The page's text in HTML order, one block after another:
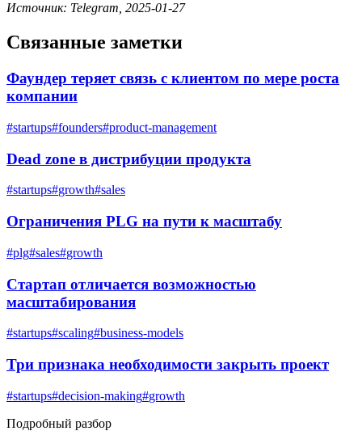
Источник: Telegram, 2025-01-27
Связанные заметки
Фаундер теряет связь с клиентом по мере роста
компании
#startups#founders#product-management
Dead zone в дистрибуции продукта
#startups#growth#sales
Ограничения PLG на пути к масштабу
#plg#sales#growth
Стартап отличается возможностью
масштабирования
#startups#scaling#business-models
Три признака необходимости закрыть проект
#startups#decision-making#growth
Подробный разбор